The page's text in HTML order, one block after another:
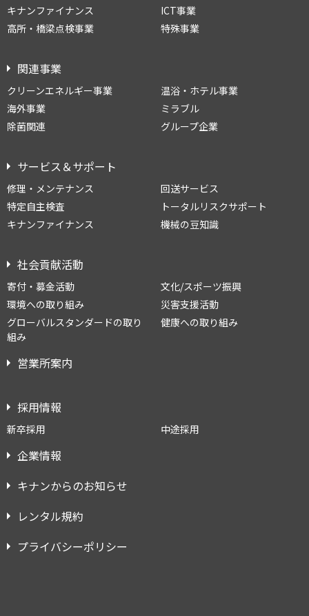
キナンファイナンス
ICT事業
高所・橋梁点検事業
特殊事業
関連事業
クリーンエネルギー事業
温浴・ホテル事業
海外事業
ミラブル
除菌関連
グループ企業
サービス＆サポート
修理・メンテナンス
回送サービス
特定自主検査
トータルリスクサポート
キナンファイナンス
機械の豆知識
社会貢献活動
寄付・募金活動
文化/スポーツ振興
環境への取り組み
災害支援活動
グローバルスタンダードの取り
組み
健康への取り組み
営業所案内
採用情報
新卒採用 中途採用
企業情報
キナンからのお知らせ
レンタル規約
プライバシーポリシー